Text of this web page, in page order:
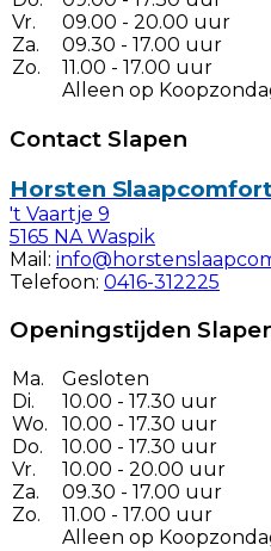
Vr.
Za.
Zo.
09.00 - 20.00 uur
09.30 - 17.00 uur
11.00 - 17.00 uur
Alleen op
Contact Slapen
Horsten Slaapcomfort
't Vaartje 9
5165 NA Waspik
Mail:
Telefoon: 0416-312225
Openingstijden
Ma.
Di.
Wo.
Do.
Vr.
Za.
Zo.
Gesloten
10.00 - 17.30 uur
10.00 - 17.30 uur
10.00 - 17.30 uur
10.00 - 20.00 uur
09.30 - 17.00 uur
11.00 - 17.00 uur
Alleen op